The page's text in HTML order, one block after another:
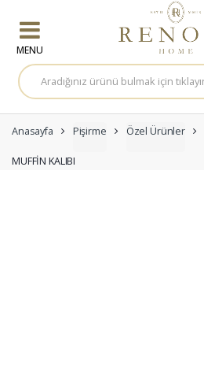
A
r
a
a
:
Anasayfa Pişirme Özel Ürünler
MUFFİN KALIBI